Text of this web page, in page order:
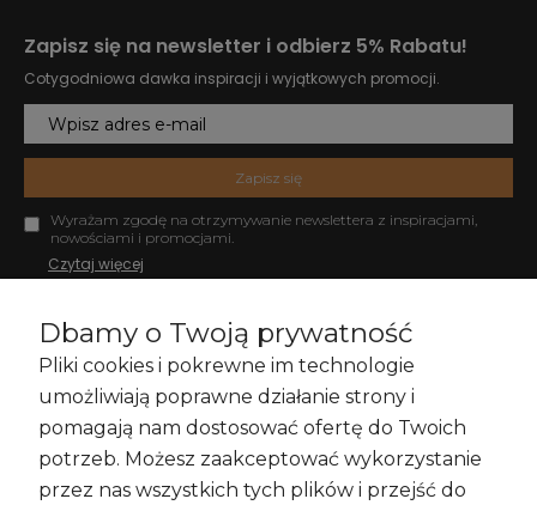
Zapisz się na newsletter i odbierz 5% Rabatu!
Cotygodniowa dawka inspiracji i wyjątkowych promocji.
Zapisz się
Wyrażam zgodę na otrzymywanie newslettera z inspiracjami,
nowościami i promocjami.
Czytaj więcej
Zakupy i Zwroty
Dbamy o Twoją prywatność
Pliki cookies i pokrewne im technologie
umożliwiają poprawne działanie strony i
pomagają nam dostosować ofertę do Twoich
potrzeb. Możesz zaakceptować wykorzystanie
przez nas wszystkich tych plików i przejść do